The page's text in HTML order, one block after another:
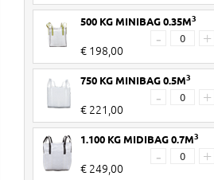
500 KG MINIBAG 0.35M3
€ 198,00
- +
750 KG MINIBAG 0.5M3
€ 221,00
- +
1.100 KG MIDIBAG 0.7M3
€ 249,00
- +